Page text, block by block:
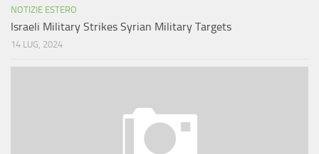
NOTIZIE ESTERO
Israeli Military Strikes Syrian Military Targets
14 LUG, 2024